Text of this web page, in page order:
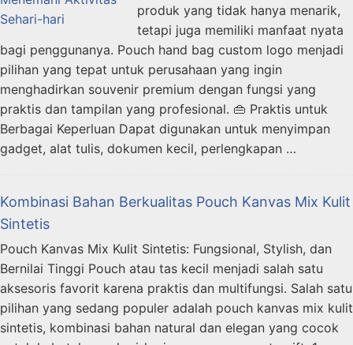
produk yang tidak hanya menarik,
tetapi juga memiliki manfaat nyata
bagi penggunanya. Pouch hand bag custom logo menjadi
pilihan yang tepat untuk perusahaan yang ingin
menghadirkan souvenir premium dengan fungsi yang
praktis dan tampilan yang profesional. 👜 Praktis untuk
Berbagai Keperluan Dapat digunakan untuk menyimpan
gadget, alat tulis, dokumen kecil, perlengkapan …
Kombinasi Bahan Berkualitas Pouch Kanvas Mix Kulit
Sintetis
Pouch Kanvas Mix Kulit Sintetis: Fungsional, Stylish, dan
Bernilai Tinggi Pouch atau tas kecil menjadi salah satu
aksesoris favorit karena praktis dan multifungsi. Salah satu
pilihan yang sedang populer adalah pouch kanvas mix kulit
sintetis, kombinasi bahan natural dan elegan yang cocok